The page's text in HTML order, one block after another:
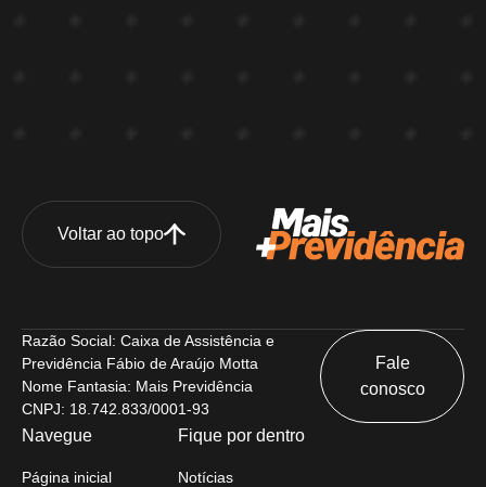
Voltar ao topo
Razão Social: Caixa de Assistência e
Previdência Fábio de Araújo Motta
Nome Fantasia: Mais Previdência
CNPJ: 18.742.833/0001-93
Fale
conosco
Navegue
Página inicial
Fique por dentro
Notícias